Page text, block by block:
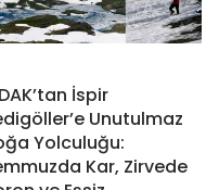
İspir
Unutulmaz
Yolculuğu:
Kar, Zirvede